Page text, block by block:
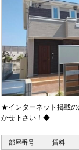
★インターネット掲載
かせ下さい！◆
部屋番号 賃料